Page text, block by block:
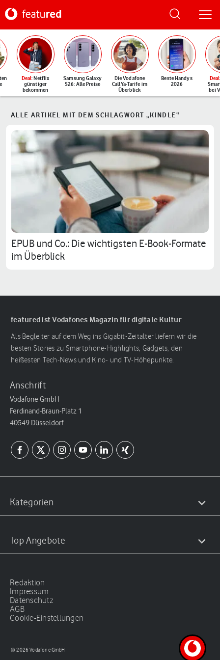
Deal: Netflix
günstiger
bekommen
Samsung Galaxy
S26: Alle Preise
Die Vodafone
CallYa-Tarife im
Überblick
Beste Handys
2026
Deal
bei
ALLE ARTIKEL MIT DEM SCHLAGWORT „KINDLE“
EPUB und Co.: Die wichtigsten E-Book-Formate
im Überblick
featured ist Vodafones Magazin für digitale Kultur
Als Begleiter auf dem Weg ins Gigabit-Zeitalter liefern wir die
besten Stories zu Smartphone-Highlights, Gadgets, den
heißesten Tech-News und Kino- und TV-Höhepunkte.
Anschrift
Vodafone GmbH
Ferdinand-Braun-Platz 1
40549 Düsseldorf
Kategorien
Top Angebote
Redaktion
Impressum
Datenschutz
AGB
Cookie-Einstellungen
© 2026 Vodafone GmbH